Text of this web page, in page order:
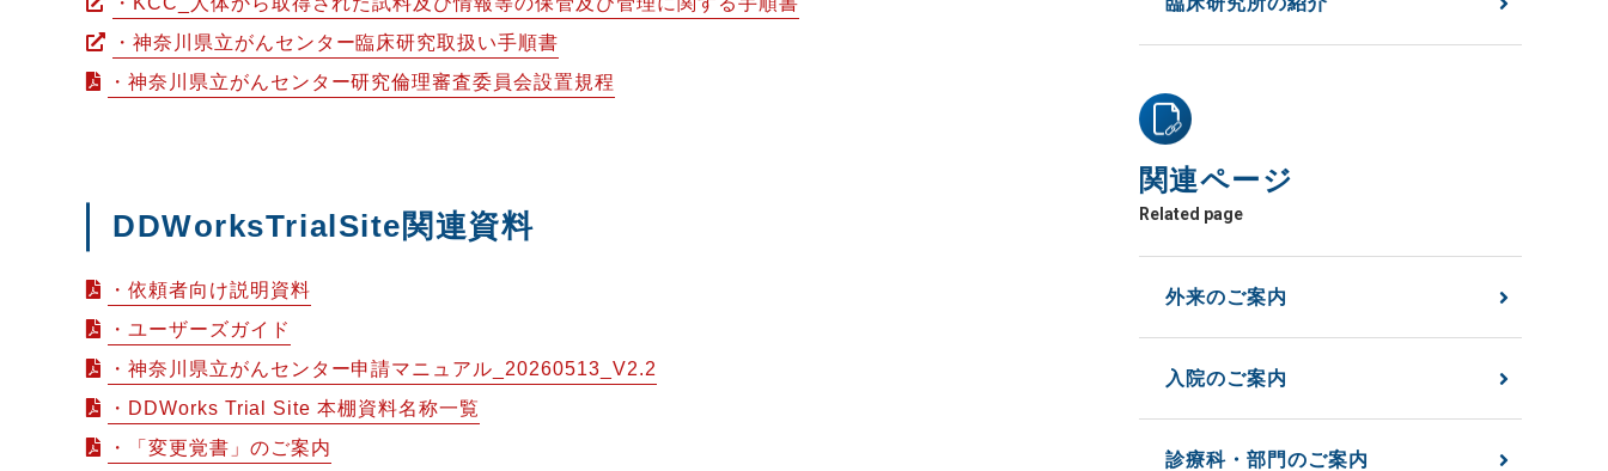
・神奈川県立がんセンター臨床研究取扱い手順書
・神奈川県立がんセンター研究倫理審査委員会設置規程
DDWorksTrialSite関連資料
・依頼者向け説明資料
・ユーザーズガイド
・神奈川県立がんセンター申請マニュアル_20260513_V2.2
・DDWorks Trial Site 本棚資料名称一覧
・「変更覚書」のご案内
関連ページ
Related page
外来のご案内
入院のご案内
診療科・部門のご案内